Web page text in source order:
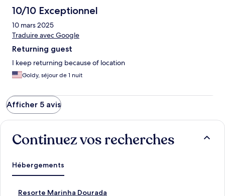
10/10 Exceptionnel
10 mars 2025
Traduire avec Google
Returning guest
I keep returning because of location
Goldy, séjour de 1 nuit
Afficher 5 avis
Continuez vos recherches
Hébergements
Resorte Marinha Dourada
L